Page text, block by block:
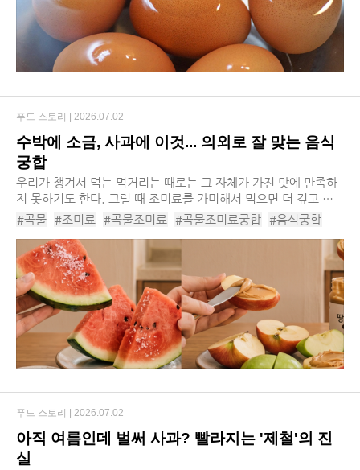
수박에 소금, 사과에 이것... 의외로 잘 맞는 음식
궁합
우리가 챙겨서 먹는 먹거리는 때로는 그 자체가 가진 맛에 만족하
지 못하기도 한다. 그럴 때 조미료를 가미해서 먹으면 더 깊고 풍
부한 맛을 즐길 수 있다. 하지만 조미료와 먹거리의 궁합이 맞지
#곡물 #조미료 #곡물조미료 #곡물조미료궁합 #음식궁합
#과일궁합 #곡물궁합 #수박소금 #사과땅콩버터
#바나나후추 #감자버터 #먹거리궁합
푸드 스토리 | 2026.07.02
아직 여름인데 벌써 사과? 빨라지는 '제철'의 진
실
푸드 스토리 | 2026.07.02